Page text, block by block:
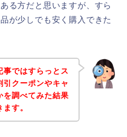
る方だと思いますが、すら
が少しでも安く購入できた
事ではすらっとス
引クーポンやキャ
を調べてみた結果
す。